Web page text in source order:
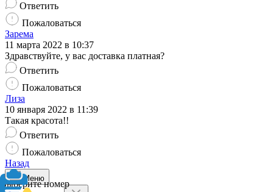
Ответить
Пожаловаться
Зарема
11 марта 2022 в 10:37
Здравствуйте, у вас доставка платная?
Ответить
Пожаловаться
Лиза
10 января 2022 в 11:39
Такая красота!!
Ответить
Пожаловаться
Назад
Выберите номер
Меню